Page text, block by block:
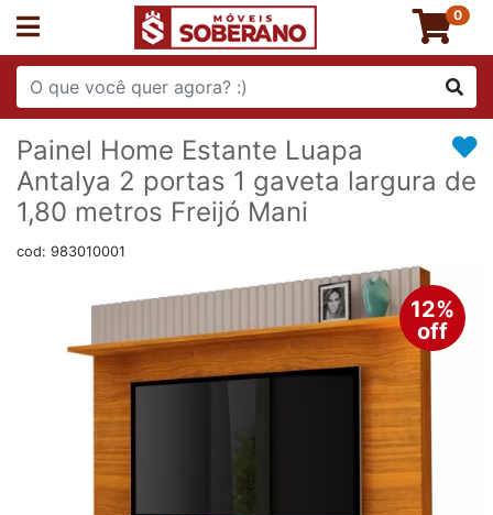
0
Painel Home Estante Luapa
Antalya 2 portas 1 gaveta largura de
1,80 metros Freijó Mani
cod: 983010001
12%
off